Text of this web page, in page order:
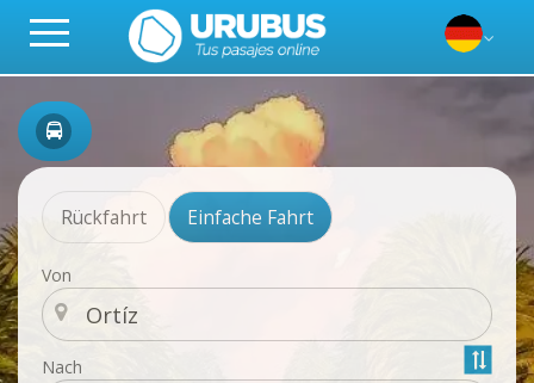
Rückfahrt Einfache Fahrt
Von
Nach